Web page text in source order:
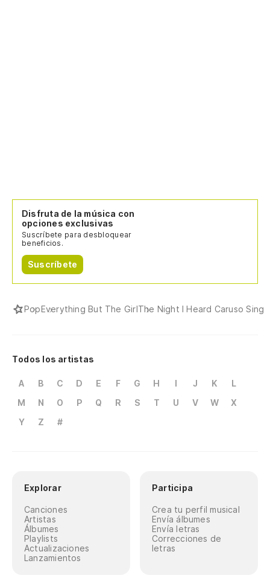
Disfruta de la música con
opciones exclusivas
Suscríbete para desbloquear
beneficios.
Suscríbete
PopEverything But The GirlThe Night I Heard Caruso Sing
Todos los artistas
A B C D E F G H I J K
L
M
N O P Q R S T U V W
X
Y
Z #
Explorar
Canciones
Artistas
Álbumes
Playlists
Actualizaciones
Lanzamientos
Participa
Crea tu perfil musical
Envía álbumes
Envía letras
Correcciones de
letras